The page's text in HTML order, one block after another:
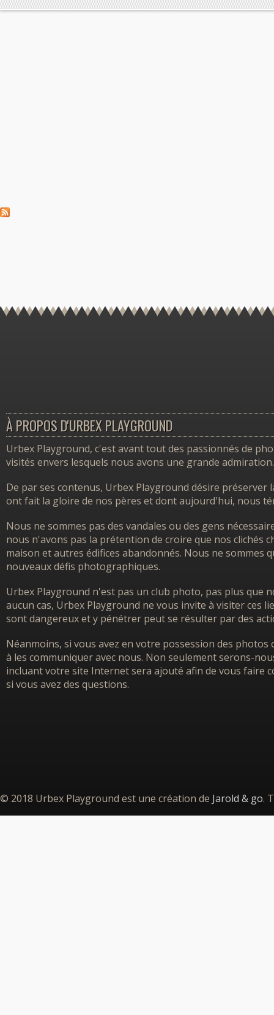
À PROPOS D'URBEX PLAYGROUND
Urbex Playground, c'est avant tout des passionnés de
visités envers lesquels nous avons une grande admiration.
De par ses contenus, Urbex Playground désire
ont fait la gloire de nos pères et dont aujourd'hui, nous
Nous ne sommes pas des vandales ou des gens
nous n'avons pas la prétention de croire que nos clichés
maison et autres édifices abandonnés. Nous ne sommes
nouveaux défis photographiques.
Urbex Playground n'est pas un club photo, pas plus que
aucun cas, Urbex Playground ne vous invite à visiter ces
sont dangereux et y pénétrer peut se résulter par des
Néanmoins, si vous avez en votre possession des
à les communiquer avec nous. Non seulement serons-
incluant votre site Internet sera ajouté afin de vous faire
si vous avez des questions.
© 2018 Urbex Playground est une création de Jarold & go.